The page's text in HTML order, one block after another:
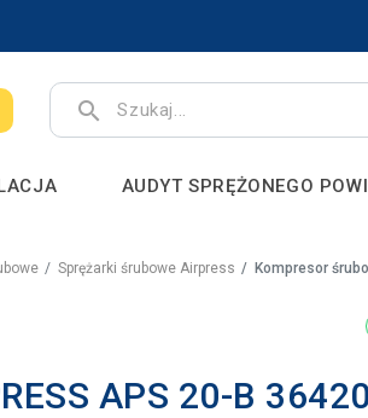
search
AUDYT SPRĘŻONEGO
Sprężarki śrubowe Airpress Kompresor
APS 20-B